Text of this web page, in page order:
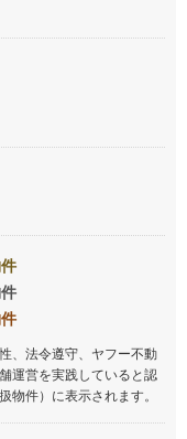
、法令遵守、ヤフー不動
運営を実践していると認
件）に表示されます。